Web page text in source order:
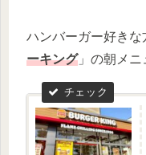
ハンバーガー好き
ーキング」の朝メニ